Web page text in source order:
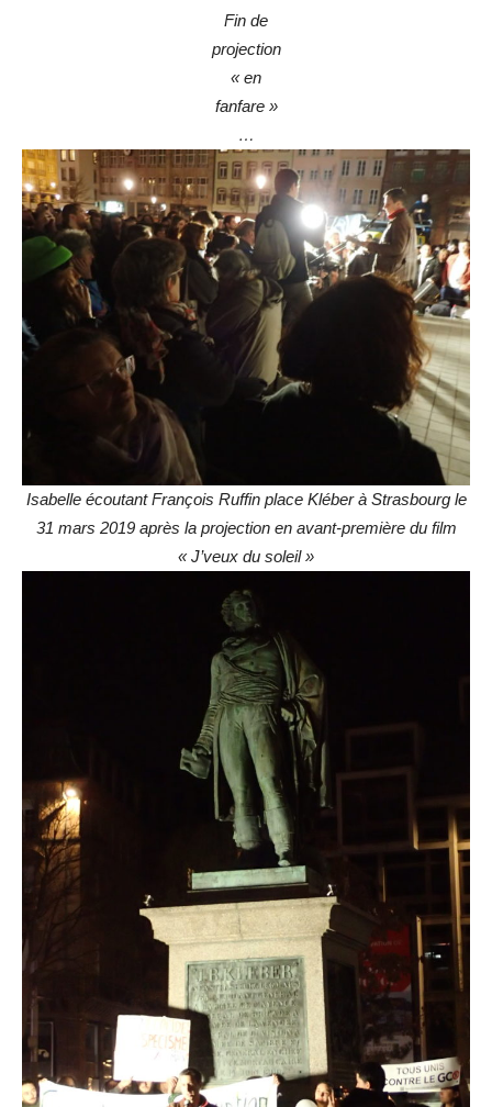
Fin de
projection
« en
fanfare »
…
Isabelle écoutant François Ruffin place Kléber à Strasbourg le
31 mars 2019 après la projection en avant-première du film
« J’veux du soleil »